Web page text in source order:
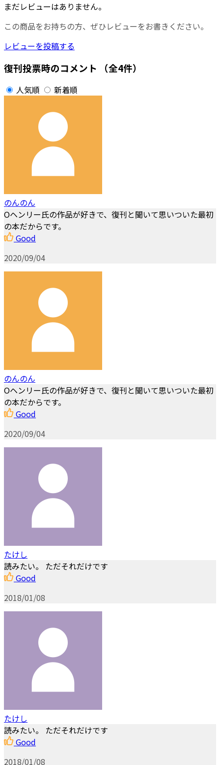
まだレビューはありません。
この商品をお持ちの方、ぜひレビューをお書きください。
レビューを投稿する
復刊投票時のコメント （全4件）
人気順 新着順
のんのん
Oヘンリー氏の作品が好きで、復刊と聞いて思いついた最初
の本だからです。
Good
2020/09/04
のんのん
Oヘンリー氏の作品が好きで、復刊と聞いて思いついた最初
の本だからです。
Good
2020/09/04
たけし
読みたい。 ただそれだけです
Good
2018/01/08
たけし
読みたい。 ただそれだけです
Good
2018/01/08